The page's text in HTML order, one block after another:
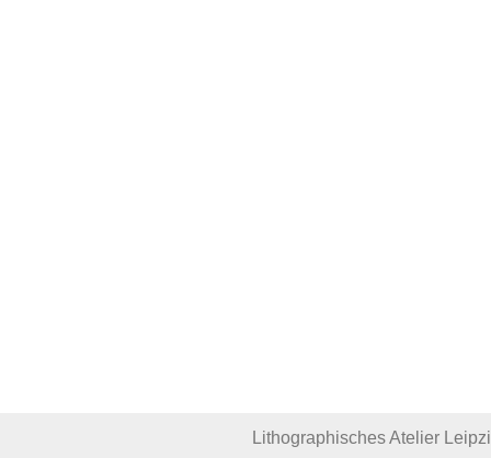
Lithographisches Atelier